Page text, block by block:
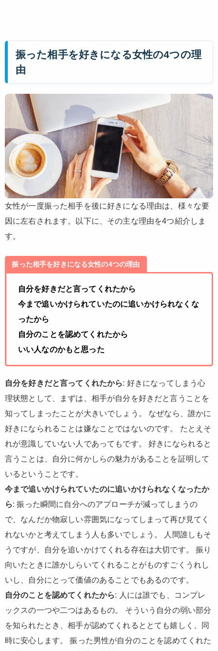
振った相手を好きになる女性の4つの理
由
女性が一度振った相手を後に好きになる理由は、様々な要
因に左右されます。以下に、その主な理由を4つ紹介しま
す。
振った相手を好きになる女性の4つの理由
自分を好きだと言ってくれたから
今まで追いかけられていたのに追いかけられなくな
ったから
自分のことを認めてくれたから
いい人なのかもと思った
自分を好きだと言ってくれたから: 好きになってしまう心
理状態として、まずは、相手が自分を好きだと言うことを
知ってしまったことが大きいでしょう。 なぜなら、誰かに
好きになられることは嫌なことではないのです。 たとえそ
れが意識していない人であってもです。 好きになられると
言うことは、自分に何かしらの魅力があることを証明して
いるということです。
今まで追いかけられていたのに追いかけられなくなったか
ら: 振った瞬間に自分へのアプローチが減ってしまうの
で、なんだか物寂しい雰囲気になってしまって再び見てく
れないかと考えてしまう人も多いでしょう。 人間誰しもそ
うですが、自分を追いかけてくれる存在は大切です。 振り
向いたときに誰かしらいてくれることがものすごくうれし
いし、自分にとって価値のあることでもあるのです。
自分のことを認めてくれたから: 人には誰でも、コンプレ
ックスの一つや二つはあるもの。 そういう自分の弱い部分
を知られたとき、相手が認めてくれるととても嬉しく、同
時に安心します。 振った男性が自分のことを認めてくれた